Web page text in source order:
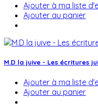
Ajouter à ma liste
Ajouter au panier
M.D la juive - Les écritures
Ajouter à ma liste
Ajouter au panier